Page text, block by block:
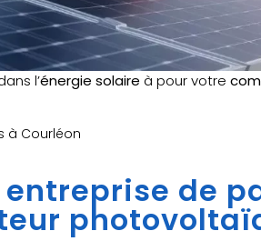
l’énergie solaire à pour votre
à Courléon
de